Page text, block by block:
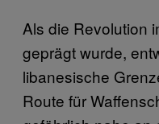
Als die Revolution
geprägt wurde,
libanesische
Route für